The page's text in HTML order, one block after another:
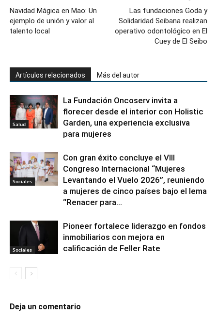
Navidad Mágica en Mao: Un
ejemplo de unión y valor al
talento local
Las fundaciones Goda y
Solidaridad Seibana realizan
operativo odontológico en El
Cuey de El Seibo
Artículos relacionados Más del autor
Salud
La Fundación Oncoserv invita a
florecer desde el interior con Holistic
Garden, una experiencia exclusiva
para mujeres
Sociales
Con gran éxito concluye el VIII
Congreso Internacional “Mujeres
Levantando el Vuelo 2026”, reuniendo
a mujeres de cinco países bajo el lema
“Renacer para...
Sociales
Pioneer fortalece liderazgo en fondos
inmobiliarios con mejora en
calificación de Feller Rate
Deja un comentario